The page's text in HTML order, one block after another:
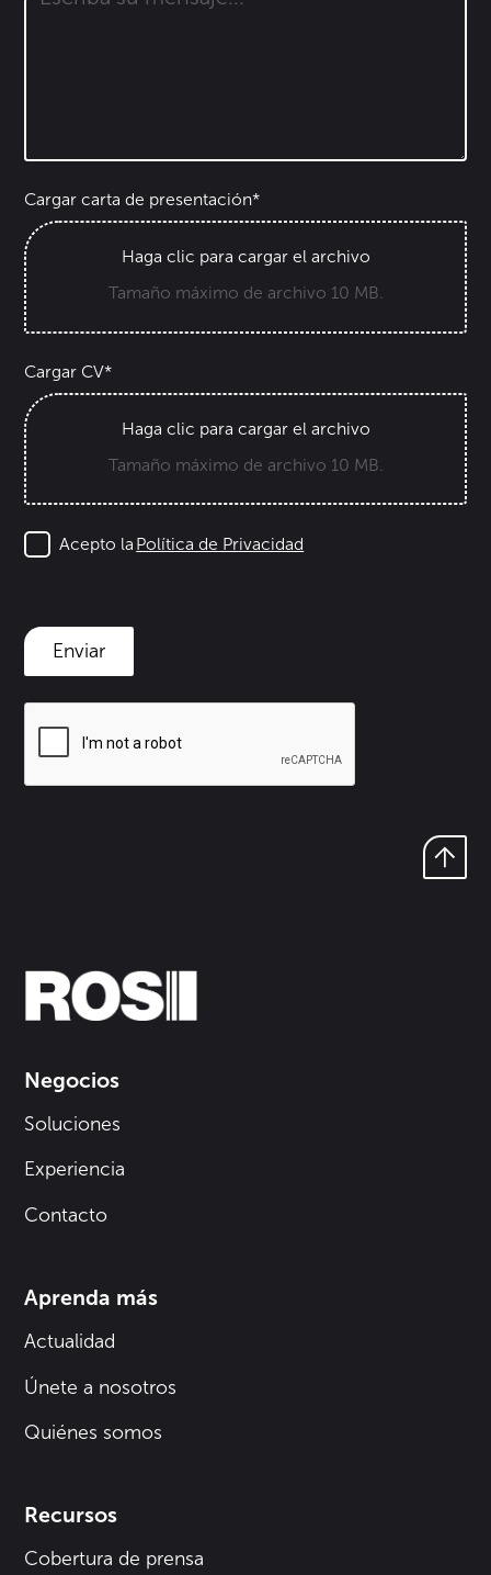
Cargar carta de presentación*
Haga clic para cargar el archivo
Tamaño máximo de archivo 10 MB.
Cargar CV*
Haga clic para cargar el archivo
Tamaño máximo de archivo 10 MB.
Acepto la Política de Privacidad
Negocios
Soluciones
Experiencia
Contacto
Aprenda más
Actualidad
Únete a nosotros
Quiénes somos
Recursos
Cobertura de prensa